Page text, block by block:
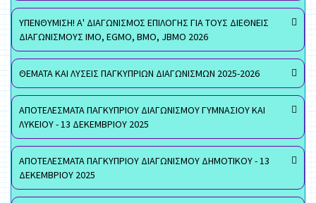
ΥΠΕΝΘΥΜΙΣΗ! Α' ΔΙΑΓΩΝΙΣΜΟΣ ΕΠΙΛΟΓΗΣ ΓΙΑ ΤΟΥΣ ΔΙΕΘΝΕΙΣ
ΔΙΑΓΩΝΙΣΜΟΥΣ ΙΜΟ, EGMO, ΒΜΟ, JBMO 2026
ΘΕΜΑΤΑ ΚΑΙ ΛΥΣΕΙΣ ΠΑΓΚΥΠΡΙΩΝ ΔΙΑΓΩΝΙΣΜΩΝ 2025-2026
ΑΠΟΤΕΛΕΣΜΑΤΑ ΠΑΓΚΥΠΡΙΟΥ ΔΙΑΓΩΝΙΣΜΟΥ ΓΥΜΝΑΣΙΟΥ ΚΑΙ
ΛΥΚΕΙΟΥ - 13 ΔΕΚΕΜΒΡΙΟΥ 2025
ΑΠΟΤΕΛΕΣΜΑΤΑ ΠΑΓΚΥΠΡΙΟΥ ΔΙΑΓΩΝΙΣΜΟΥ ΔΗΜΟΤΙΚΟΥ - 13
ΔΕΚΕΜΒΡΙΟΥ 2025